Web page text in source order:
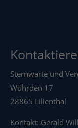
Sternwarte und
Wührden 17
28865 Lilienthal
Kontakt: Gerald